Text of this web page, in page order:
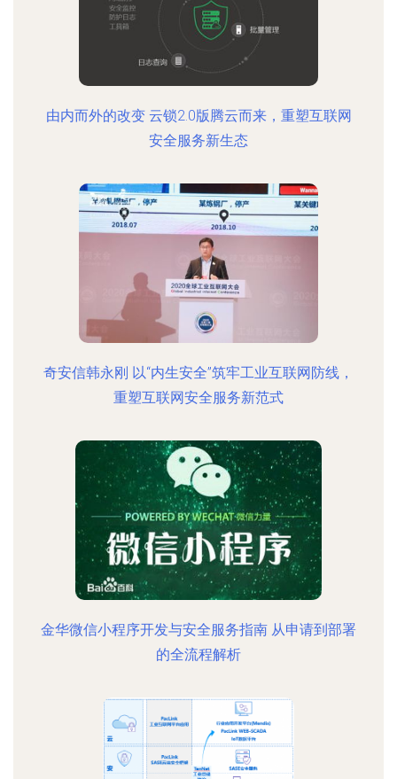
由内而外的改变 云锁2.0版腾云而来，重塑互联网
安全服务新生态
奇安信韩永刚 以“内生安全”筑牢工业互联网防线，
重塑互联网安全服务新范式
金华微信小程序开发与安全服务指南 从申请到部署
的全流程解析